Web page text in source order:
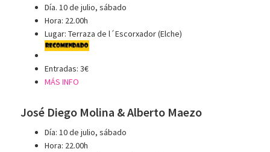
Día. 10 de julio, sábado
Hora: 22.00h
Lugar: Terraza de l´Escorxador (Elche)
Entradas: 3€
MÁS INFO
José Diego Molina & Alberto Maezo
Día: 10 de julio, sábado
Hora: 22.00h